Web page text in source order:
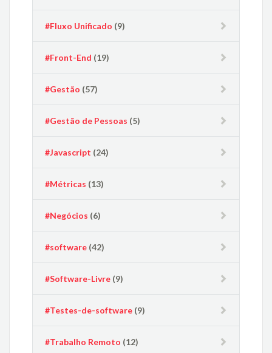
#Fluxo Unificado (9)
#Front-End (19)
#Gestão (57)
#Gestão de Pessoas (5)
#Javascript (24)
#Métricas (13)
#Negócios (6)
#software (42)
#Software-Livre (9)
#Testes-de-software (9)
#Trabalho Remoto (12)